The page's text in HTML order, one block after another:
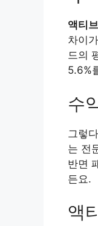
액티
차이
드의
5.6%
수
그렇
는 전
반면
든요.
액